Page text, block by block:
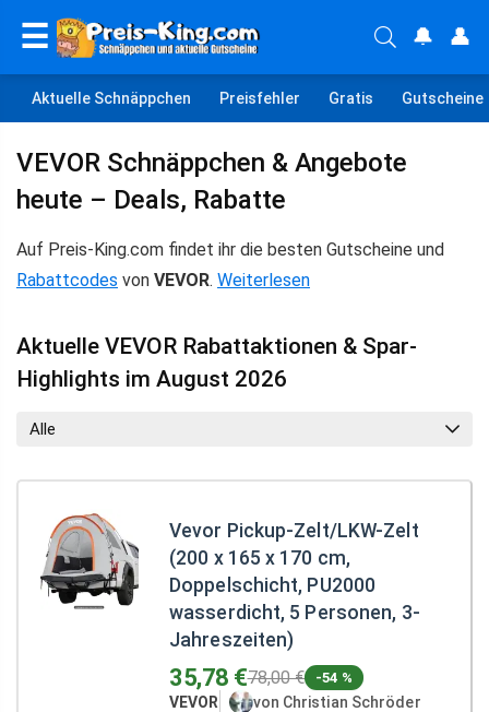
☰ 🔔 👤
Aktuelle Schnäppchen Preisfehler Gratis Gutscheine
VEVOR Schnäppchen & Angebote
heute – Deals, Rabatte
Auf Preis-King.com findet ihr die besten Gutscheine und
Rabattcodes von VEVOR. Weiterlesen
Aktuelle VEVOR Rabattaktionen & Spar-
Highlights im August 2026
Alle
Vevor Pickup-Zelt/LKW-Zelt
(200 x 165 x 170 cm,
Doppelschicht, PU2000
wasserdicht, 5 Personen, 3-
Jahreszeiten)
35,78 €78,00 € -54 %
VEVOR von Christian Schröder